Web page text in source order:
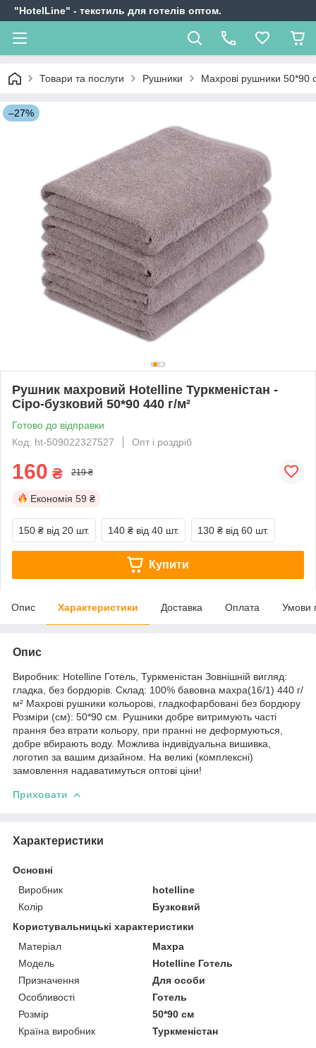
"HotelLine" - текстиль для готелів оптом.
Товари та послуги Рушники Махрові рушники 50*90
–27%
Рушник махровий Hotelline Туркменістан -
Сіро-бузковий 50*90 440 г/м²
Готово до відправки
Код: ht-509022327527
Опт і роздріб
160 ₴ 219 ₴
Економія 59 ₴
150 ₴ від 20 шт. 140 ₴ від 40 шт. 130 ₴ від 60 шт.
Купити
Опис Характеристики Доставка Оплата Умови
Опис
Виробник: Hotelline Готель, Туркменістан Зовнішній вигляд:
гладка, без бордюрів. Склад: 100% бавовна махра(16/1) 440 г/
м² Махрові рушники кольорові, гладкофарбовані без бордюру
Розміри (см): 50*90 см. Рушники добре витримують часті
прання без втрати кольору, при пранні не деформуються,
добре вбирають воду. Можлива індивідуальна вишивка,
логотип за вашим дизайном. На великі (комплексні)
замовлення надаватимуться оптові ціни!
Приховати
Характеристики
Основні
Виробник
hotelline
Колір
Бузковий
Користувальницькі характеристики
Матеріал
Махра
Мoдель
Hotelline Готель
Призначення
Для особи
Особливості
Готель
Розмір
50*90 см
Країна виробник
Туркменістан